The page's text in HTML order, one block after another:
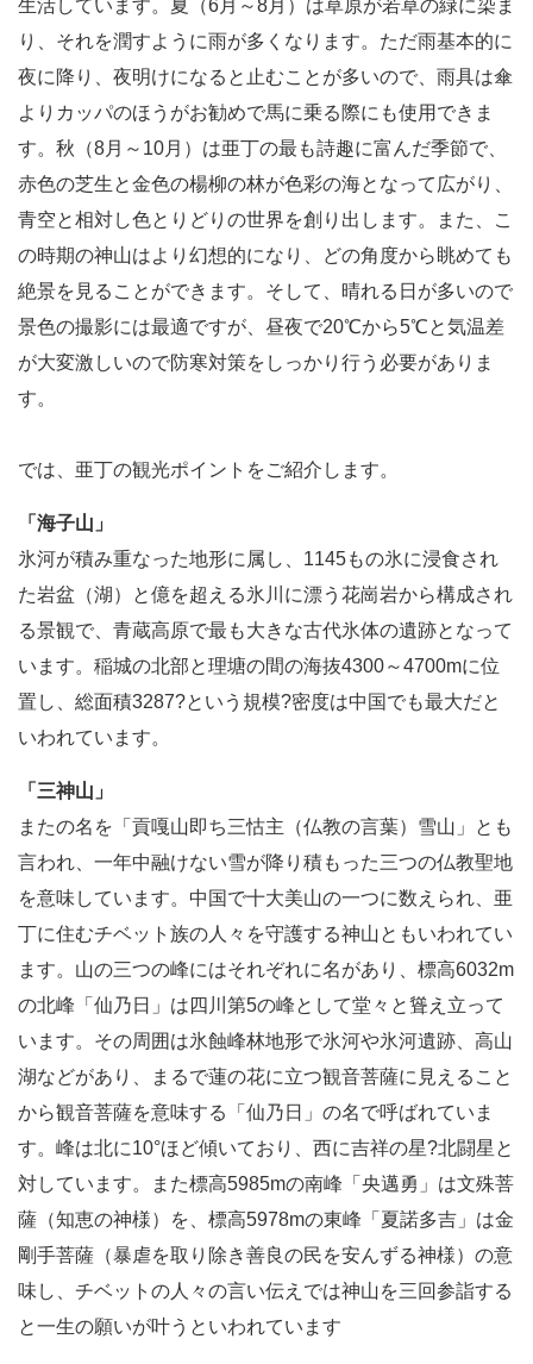
生活しています。夏（6月～8月）は草原が若草の緑に染ま
り、それを潤すように雨が多くなります。ただ雨基本的に
夜に降り、夜明けになると止むことが多いので、雨具は傘
よりカッパのほうがお勧めで馬に乗る際にも使用できま
す。秋（8月～10月）は亜丁の最も詩趣に富んだ季節で、
赤色の芝生と金色の楊柳の林が色彩の海となって広がり、
青空と相対し色とりどりの世界を創り出します。また、こ
の時期の神山はより幻想的になり、どの角度から眺めても
絶景を見ることができます。そして、晴れる日が多いので
景色の撮影には最適ですが、昼夜で20℃から5℃と気温差
が大変激しいので防寒対策をしっかり行う必要がありま
す。
では、亜丁の観光ポイントをご紹介します。
「海子山」
氷河が積み重なった地形に属し、1145もの氷に浸食され
た岩盆（湖）と億を超える氷川に漂う花崗岩から構成され
る景観で、青蔵高原で最も大きな古代氷体の遺跡となって
います。稲城の北部と理塘の間の海抜4300～4700mに位
置し、総面積3287?という規模?密度は中国でも最大だと
いわれています。
「三神山」
またの名を「貢嘎山即ち三怙主（仏教の言葉）雪山」とも
言われ、一年中融けない雪が降り積もった三つの仏教聖地
を意味しています。中国で十大美山の一つに数えられ、亜
丁に住むチベット族の人々を守護する神山ともいわれてい
ます。山の三つの峰にはそれぞれに名があり、標高6032m
の北峰「仙乃日」は四川第5の峰として堂々と聳え立って
います。その周囲は氷蝕峰林地形で氷河や氷河遺跡、高山
湖などがあり、まるで蓮の花に立つ観音菩薩に見えること
から観音菩薩を意味する「仙乃日」の名で呼ばれていま
す。峰は北に10°ほど傾いており、西に吉祥の星?北闘星と
対しています。また標高5985mの南峰「央邁勇」は文殊菩
薩（知恵の神様）を、標高5978mの東峰「夏諾多吉」は金
剛手菩薩（暴虐を取り除き善良の民を安んずる神様）の意
味し、チベットの人々の言い伝えでは神山を三回参詣する
と一生の願いが叶うといわれています